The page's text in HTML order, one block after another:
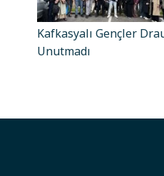
Kafkasyalı Gençler
Unutmadı